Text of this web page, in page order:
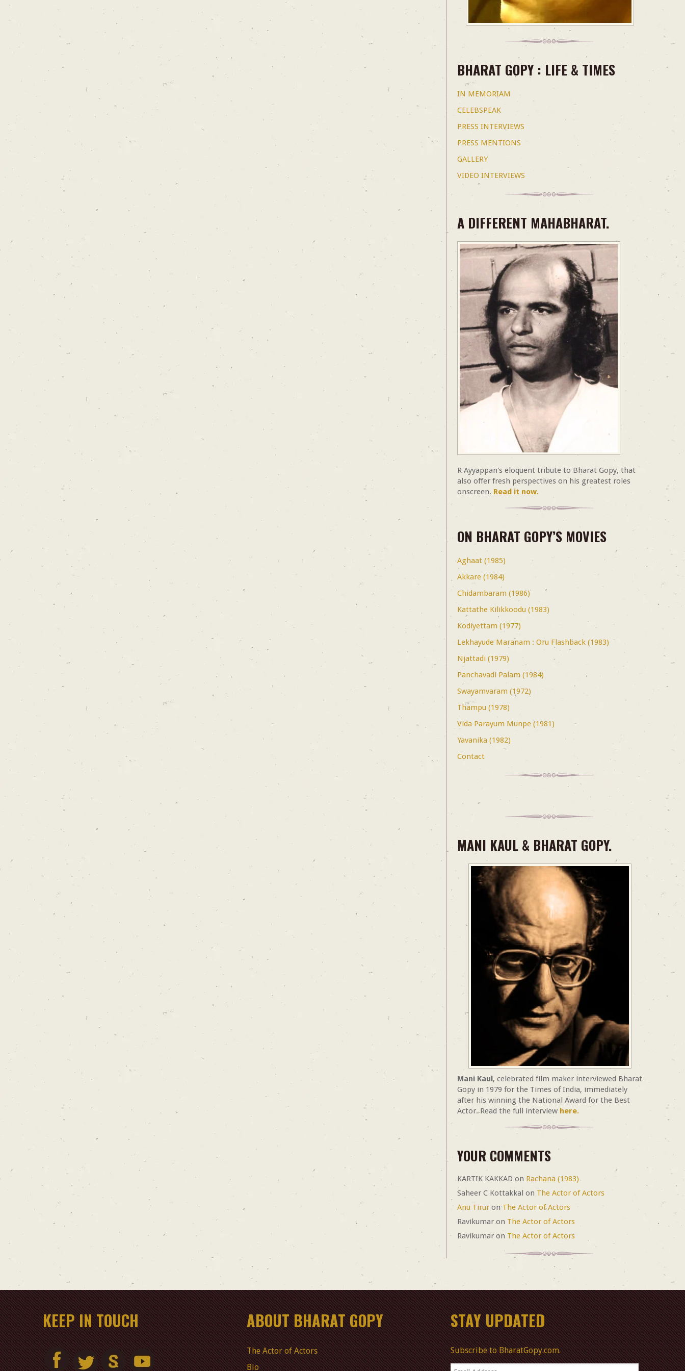
BHARAT GOPY : LIFE & TIMES
IN MEMORIAM
CELEBSPEAK
PRESS INTERVIEWS
PRESS MENTIONS
GALLERY
VIDEO INTERVIEWS
A DIFFERENT MAHABHARAT.
R Ayyappan's eloquent tribute to Bharat Gopy, that
also offer fresh perspectives on his greatest roles
onscreen. Read it now.
ON BHARAT GOPY’S MOVIES
Aghaat (1985)
Akkare (1984)
Chidambaram (1986)
Kattathe Kilikkoodu (1983)
Kodiyettam (1977)
Lekhayude Maranam : Oru Flashback (1983)
Njattadi (1979)
Panchavadi Palam (1984)
Swayamvaram (1972)
Thampu (1978)
Vida Parayum Munpe (1981)
Yavanika (1982)
Contact
MANI KAUL & BHARAT GOPY.
Mani Kaul, celebrated film maker interviewed Bharat
Gopy in 1979 for the Times of India, immediately
after his winning the National Award for the Best
Actor. Read the full interview here.
YOUR COMMENTS
KARTIK KAKKAD on Rachana (1983)
Saheer C Kottakkal on The Actor of Actors
Anu Tirur onThe Actor of Actors
Ravikumaron The Actor of Actors
Ravikumar on The Actor of Actors
KEEP IN TOUCH ABOUT BHARAT GOPY
The Actor of Actors
Bio
STAY UPDATED
Subscribe to BharatGopy.com.
Email